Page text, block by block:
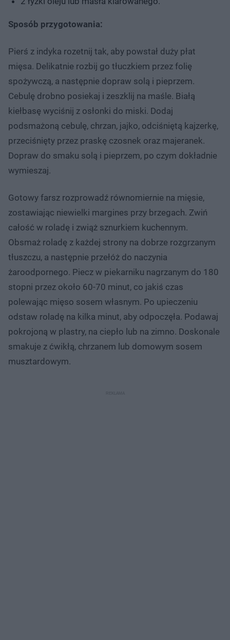
Sposób przygotowania:
Pierś z indyka rozetnij tak, aby powstał duży płat
mięsa. Delikatnie rozbij go tłuczkiem przez folię
spożywczą, a następnie dopraw solą i pieprzem.
Cebulę drobno posiekaj i zeszklij na maśle. Białą
kiełbasę wyciśnij z osłonki do miski. Dodaj
podsmażoną cebulę, chrzan, jajko, odciśniętą kajzerkę,
przeciśnięty przez praskę czosnek oraz majeranek.
Dopraw do smaku solą i pieprzem, po czym dokładnie
wymieszaj.
Gotowy farsz rozprowadź równomiernie na mięsie,
zostawiając niewielki margines przy brzegach. Zwiń
całość w roladę i zwiąż sznurkiem kuchennym.
Obsmaż roladę z każdej strony na dobrze rozgrzanym
tłuszczu, a następnie przełóż do naczynia
żaroodpornego. Piecz w piekarniku nagrzanym do 180
stopni przez około 60-70 minut, co jakiś czas
polewając mięso sosem własnym. Po upieczeniu
odstaw roladę na kilka minut, aby odpoczęła. Podawaj
pokrojoną w plastry, na ciepło lub na zimno. Doskonale
smakuje z ćwikłą, chrzanem lub domowym sosem
musztardowym.